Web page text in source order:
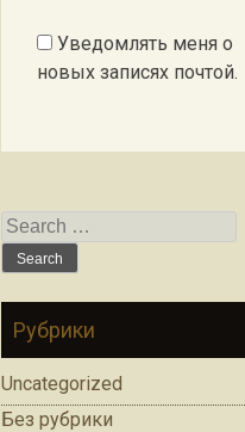
Уведомлять меня о
новых записях почтой.
Search for:
Рубрики
Uncategorized
Без рубрики